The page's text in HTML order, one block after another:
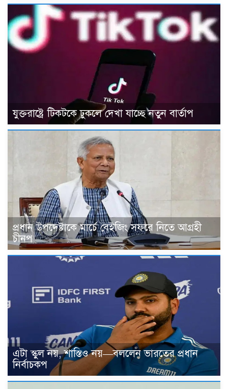
যুক্তরাষ্ট্রে টিকটকে ঢুকলে দেখা যাচ্ছে নতুন বার্তাপ
প্রধান উপদেষ্টাকে মার্চে বেইজিং সফরে নিতে আগ্রহী
চীনপ
এটা স্কুল নয়, শাস্তিও নয়—বললেন ভারতের প্রধান
নির্বাচকপ